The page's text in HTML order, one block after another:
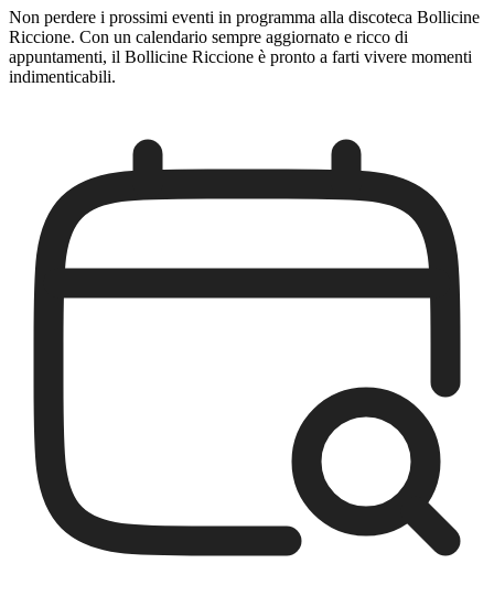
Non perdere i prossimi eventi in programma alla discoteca Bollicine
Riccione. Con un calendario sempre aggiornato e ricco di
appuntamenti, il Bollicine Riccione è pronto a farti vivere momenti
indimenticabili.